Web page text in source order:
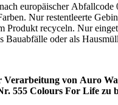
europäischer Abfallcode
Nur restentleerte
Produkt recyceln. Nur
Bauabfälle oder als
Verarbeitung von Auro
555 Colours For Life zu